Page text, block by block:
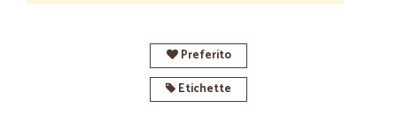
Preferito
Etichette